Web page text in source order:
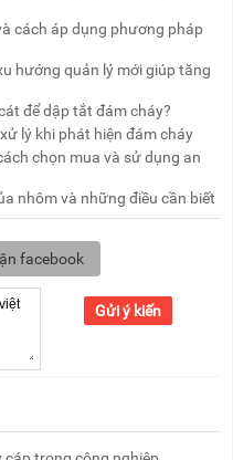
cách áp dụng phương pháp
hướng quản lý mới giúp tăng
để dập tắt đám cháy?
lý khi phát hiện đám cháy
chọn mua và sử dụng an
nhôm và những điều cần biết
facebook
Gửi ý kiến